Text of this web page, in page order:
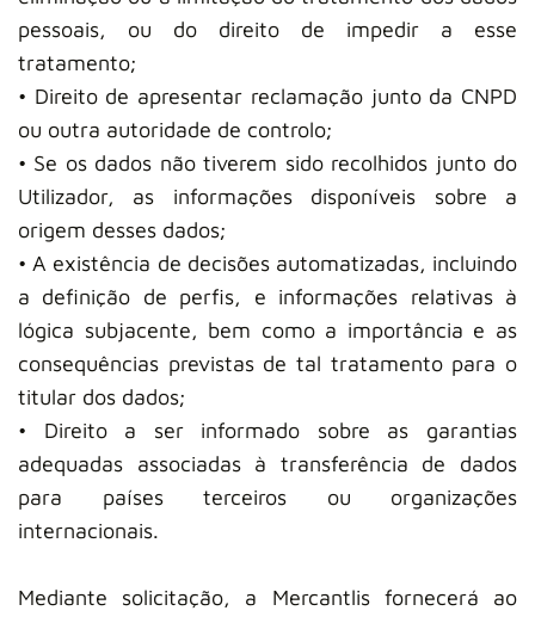
pessoais, ou do direito de impedir a esse
tratamento;
• Direito de apresentar reclamação junto da CNPD
ou outra autoridade de controlo;
• Se os dados não tiverem sido recolhidos junto do
Utilizador, as informações disponíveis sobre a
origem desses dados;
• A existência de decisões automatizadas, incluindo
a definição de perfis, e informações relativas à
lógica subjacente, bem como a importância e as
consequências previstas de tal tratamento para o
titular dos dados;
• Direito a ser informado sobre as garantias
adequadas associadas à transferência de dados
para países terceiros ou organizações
internacionais.
Mediante solicitação, a Mercantlis fornecerá ao